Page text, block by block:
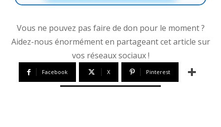
Vous ne pouvez pas faire de don pour le moment ?
Aidez-nous énormément en partageant cet article sur
vos réseaux sociaux !
Facebook X Pinterest